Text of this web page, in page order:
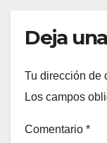
Deja
Tu dirección de
Los campos
Comentario *